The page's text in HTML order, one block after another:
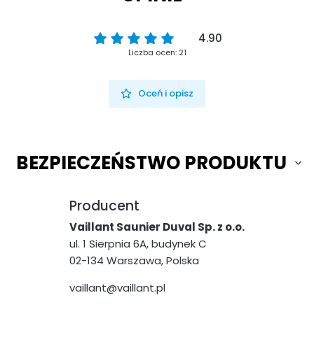
4.90
Liczba ocen: 21
Oceń i opisz
BEZPIECZEŃSTWO PRODUKTU
Producent
Vaillant Saunier Duval Sp. z o.o.
ul. 1 Sierpnia 6A, budynek C
02-134 Warszawa, Polska
vaillant@vaillant.pl